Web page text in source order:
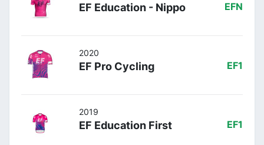
EF Education - Nippo EFN
2020
EF Pro Cycling EF1
2019
EF Education First EF1